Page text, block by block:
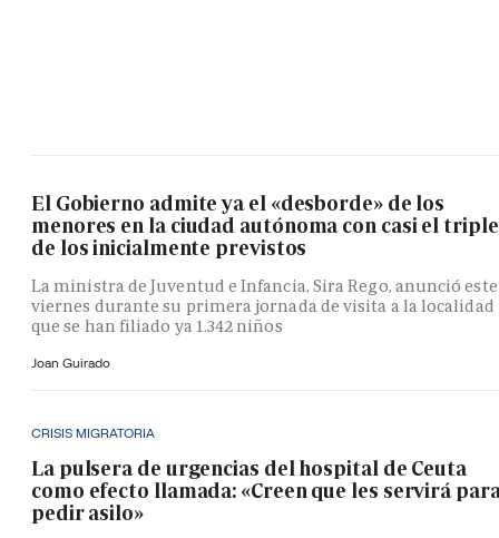
El Gobierno admite ya el «desborde» de los
menores en la ciudad autónoma con casi el triple
de los inicialmente previstos
La ministra de Juventud e Infancia, Sira Rego, anunció este
viernes durante su primera jornada de visita a la localidad
que se han filiado ya 1.342 niños
Joan Guirado
CRISIS MIGRATORIA
La pulsera de urgencias del hospital de Ceuta
como efecto llamada: «Creen que les servirá
pedir asilo»